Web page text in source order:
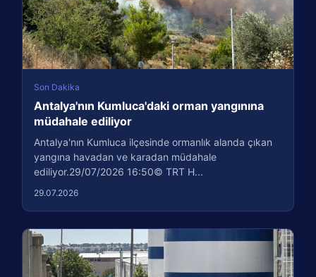
Son Dakika
Antalya'nın Kumluca'daki orman yangınına
müdahale ediliyor
Antalya'nın Kumluca ilçesinde ormanlık alanda çıkan
yangına havadan ve karadan müdahale
ediliyor.29/07/2026 16:50© TRT H...
29.07.2026